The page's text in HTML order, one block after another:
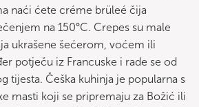
naći ćete créme brüleé čija
na 150°C. Crepes su male
ukrašene šećerom, voćem ili
potječu iz Francuske i rade se od
tijesta. Češka kuhinja je popularna s
masti koji se pripremaju za Božić ili